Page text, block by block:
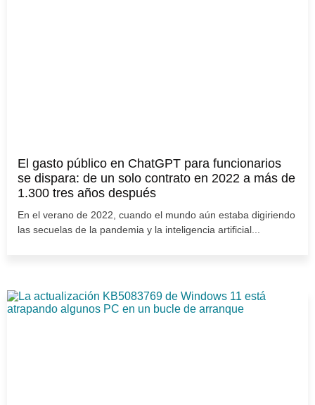
El gasto público en ChatGPT para funcionarios
se dispara: de un solo contrato en 2022 a más de
1.300 tres años después
En el verano de 2022, cuando el mundo aún estaba digiriendo
las secuelas de la pandemia y la inteligencia artificial...